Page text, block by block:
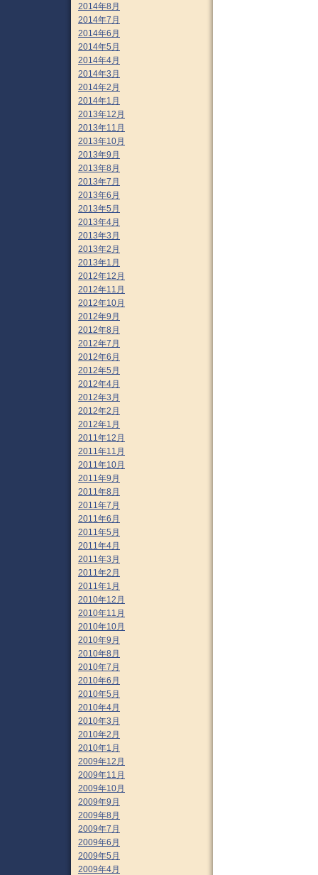
2014年8月
2014年7月
2014年6月
2014年5月
2014年4月
2014年3月
2014年2月
2014年1月
2013年12月
2013年11月
2013年10月
2013年9月
2013年8月
2013年7月
2013年6月
2013年5月
2013年4月
2013年3月
2013年2月
2013年1月
2012年12月
2012年11月
2012年10月
2012年9月
2012年8月
2012年7月
2012年6月
2012年5月
2012年4月
2012年3月
2012年2月
2012年1月
2011年12月
2011年11月
2011年10月
2011年9月
2011年8月
2011年7月
2011年6月
2011年5月
2011年4月
2011年3月
2011年2月
2011年1月
2010年12月
2010年11月
2010年10月
2010年9月
2010年8月
2010年7月
2010年6月
2010年5月
2010年4月
2010年3月
2010年2月
2010年1月
2009年12月
2009年11月
2009年10月
2009年9月
2009年8月
2009年7月
2009年6月
2009年5月
2009年4月